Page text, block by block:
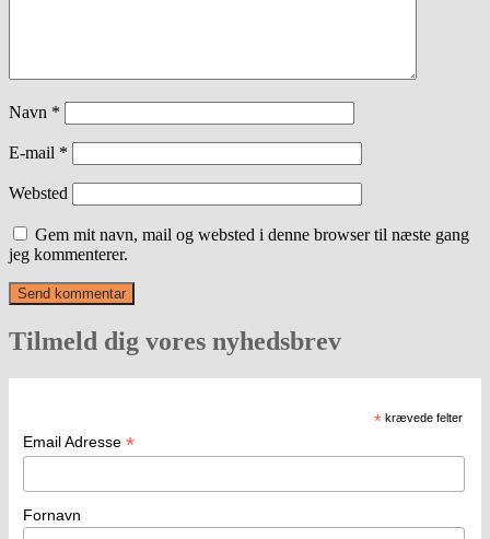
Navn *
E-mail *
Websted
Gem mit navn, mail og websted i denne browser til næste gang
jeg kommenterer.
Tilmeld dig vores nyhedsbrev
* krævede felter
Email Adresse *
Fornavn